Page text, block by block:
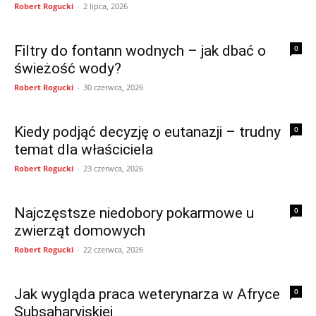
Robert Rogucki - 2 lipca, 2026
0
Filtry do fontann wodnych – jak dbać o
świeżość wody?
Robert Rogucki - 30 czerwca, 2026
0
Kiedy podjąć decyzję o eutanazji – trudny
temat dla właściciela
Robert Rogucki - 23 czerwca, 2026
0
Najczęstsze niedobory pokarmowe u
zwierząt domowych
Robert Rogucki - 22 czerwca, 2026
0
Jak wygląda praca weterynarza w Afryce
Subsaharyjskiej